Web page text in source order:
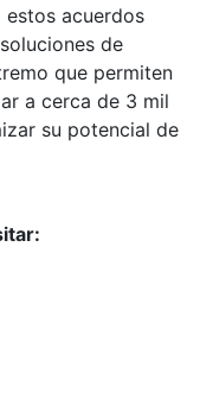
estos acuerdos
de
que permiten
a cerca de 3 mil
su potencial de